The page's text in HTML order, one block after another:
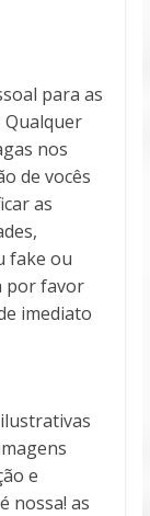
para as
Qualquer
nos
de vocês
as
fake ou
por favor
imediato
e
nossa! as